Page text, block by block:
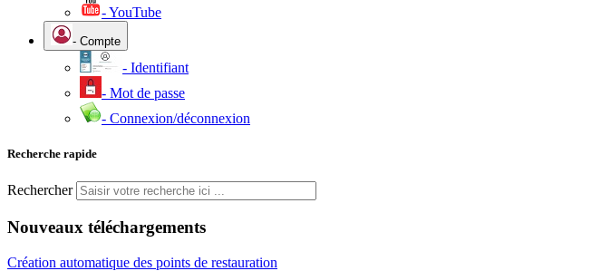
- YouTube
- Compte
- Identifiant
- Mot de passe
- Connexion/déconnexion
Recherche rapide
Rechercher
Nouveaux téléchargements
Création automatique des points de restauration